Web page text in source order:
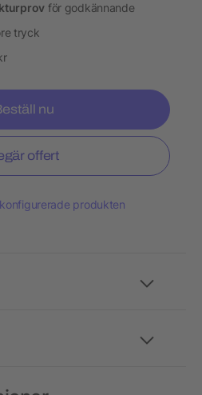
för godkännande
tryck
nu
offert
produkten